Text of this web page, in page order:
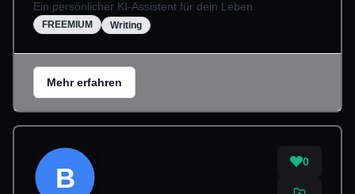
Ein persönlicher KI-Assistent für dein Leben.
FREEMIUM Writing
Mehr erfahren
B
0